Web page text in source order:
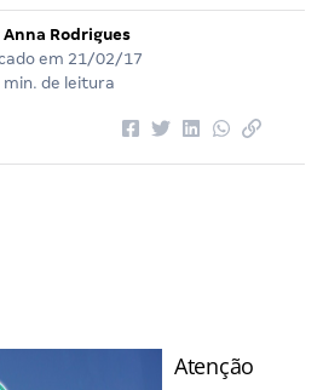
Anna Rodrigues
em 21/02/17
min. de leitura
Atenção